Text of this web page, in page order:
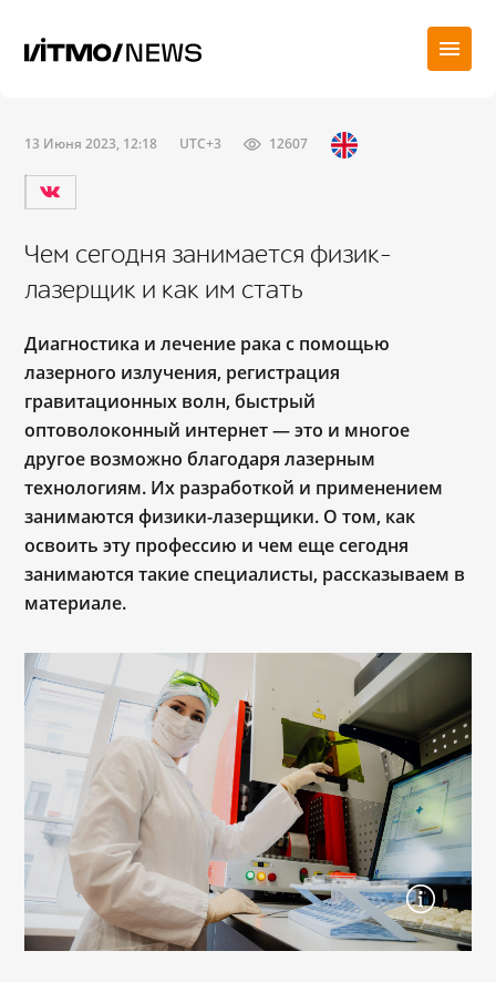
13 Июня 2023, 12:18 UTC+3 12607
Чем сегодня занимается физик-
лазерщик и как им стать
Диагностика и лечение рака с помощью
лазерного излучения, регистрация
гравитационных волн, быстрый
оптоволоконный интернет — это и многое
другое возможно благодаря лазерным
технологиям. Их разработкой и применением
занимаются физики-лазерщики. О том, как
освоить эту профессию и чем еще сегодня
занимаются такие специалисты, рассказываем в
материале.